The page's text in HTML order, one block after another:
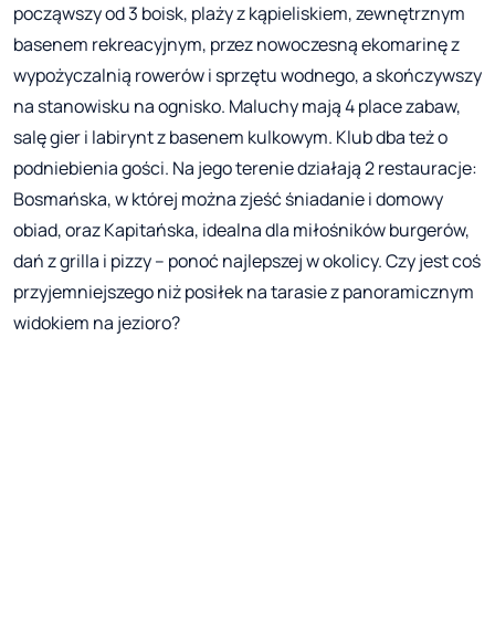
począwszy od 3 boisk, plaży z kąpieliskiem, zewnętrznym
basenem rekreacyjnym, przez nowoczesną ekomarinę z
wypożyczalnią rowerów i sprzętu wodnego, a skończywszy
na stanowisku na ognisko. Maluchy mają 4 place zabaw,
salę gier i labirynt z basenem kulkowym. Klub dba też o
podniebienia gości. Na jego terenie działają 2 restauracje:
Bosmańska, w której można zjeść śniadanie i domowy
obiad, oraz Kapitańska, idealna dla miłośników burgerów,
dań z grilla i pizzy – ponoć najlepszej w okolicy. Czy jest coś
przyjemniejszego niż posiłek na tarasie z panoramicznym
widokiem na jezioro?